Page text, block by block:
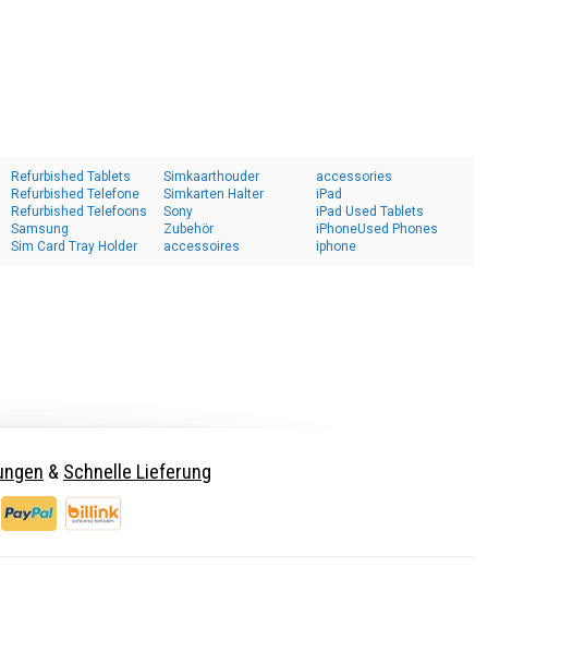
Refurbished Tablets
Refurbished Telefone
Refurbished Telefoons
Samsung
Sim Card Tray Holder
Simkaarthouder
Simkarten Halter
Sony
Zubehör
accessoires
accessories
iPad
iPad Used Tablets
iPhoneUsed Phones
iphone
& Schnelle Lieferung